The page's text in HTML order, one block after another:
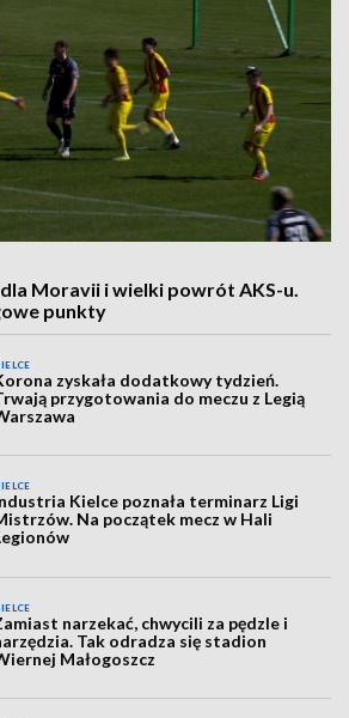
Moravii i wielki powrót AKS-u.
punkty
zyskała dodatkowy tydzień.
przygotowania do meczu z Legią
Kielce poznała terminarz Ligi
Na początek mecz w Hali
narzekać, chwycili za pędzle i
Tak odradza się stadion
Małogoszcz